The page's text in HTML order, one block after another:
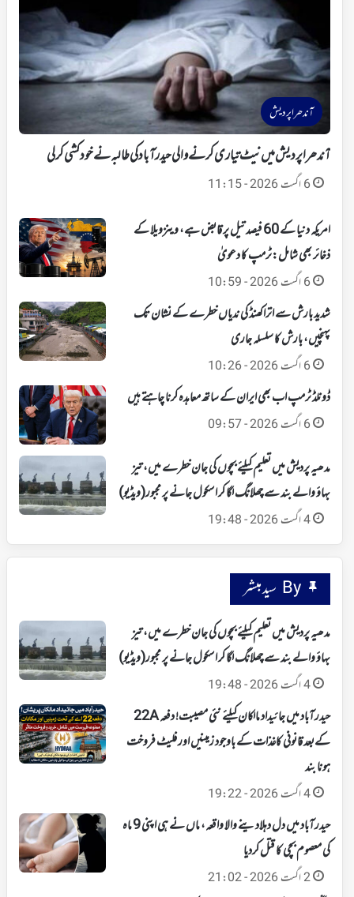
آندھراپردیش
آندھرا پردیش میں نیٹ تیاری کرنے والی حیدرآباد کی طالبہ نے خودکشی کر لی
6 اگست 2026 - 11:15
امریکہ دنیا کے 60 فیصد تیل پر قابض ہے، وینزویلا کے
ذخائر بھی شامل:ٹرمپ کا دعویٰ
6 اگست 2026 - 10:59
شدید بارش سے اتراکھنڈ کی ندیاں خطرے کے نشان تک
پہنچیں، بارش کا سلسلہ جاری
6 اگست 2026 - 10:26
ڈونلڈ ٹرمپ اب بھی ایران کے ساتھ معاہدہ کرنا چاہتے ہیں
6 اگست 2026 - 09:57
مدھیہ پردیش میں تعلیم کیلئے بچوں کی جان خطرے میں، تیز
بہاؤ والے بند سے چھلانگ لگا کر اسکول جانے پر مجبور(ویڈیو)
4 اگست 2026 - 19:48
By سید مبشر
مدھیہ پردیش میں تعلیم کیلئے بچوں کی جان خطرے میں، تیز
بہاؤ والے بند سے چھلانگ لگا کر اسکول جانے پر مجبور(ویڈیو)
4 اگست 2026 - 19:48
حیدرآباد میں جائیداد مالکان کیلئے نئی مصیبت! دفعہ 22A
کےبعد قانونی کاغذات کے باوجود زمینیں اور فلیٹ فروخت
ہونا بند
4 اگست 2026 - 19:22
حیدرآباد میں دل دہلادینے والا واقعہ، ماں نے ہی اپنی 9 ماہ
کی معصوم بچی کا قتل کردیا
2 اگست 2026 - 21:02